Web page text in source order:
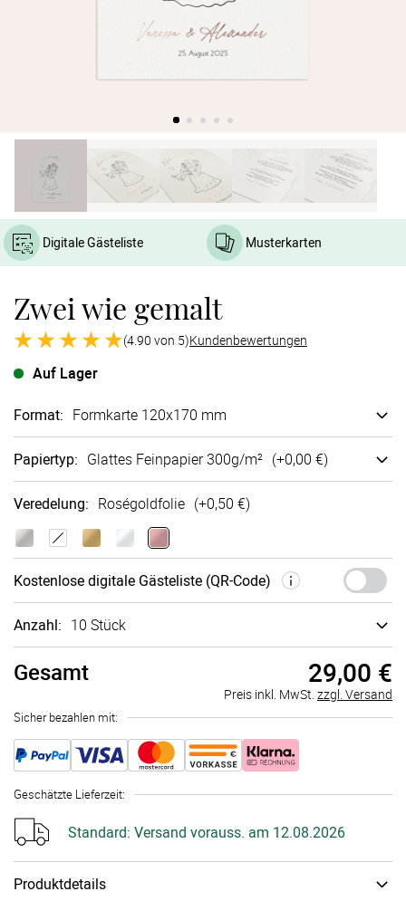
Digitale Gästeliste Musterkarten
Zwei wie gemalt
(4.90 von 5)Kundenbewertungen
Auf Lager
Format: Formkarte 120x170 mm
Papiertyp: Glattes Fein­papier 300g/m² (+0,00 €)
Veredelung: Roségoldfolie (+0,50 €)
Kosten­lose digi­tale Gäste­liste (QR-Code)
Anzahl: 10 Stück
Gesamt 29,00 €
Preis inkl. MwSt. zzgl. Versand
Sicher bezahlen mit:
Geschätzte Lieferzeit:
Standard: Versand vorauss. am 12.08.2026
Produktdetails